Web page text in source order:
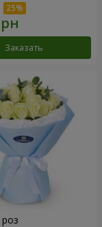
Заказать